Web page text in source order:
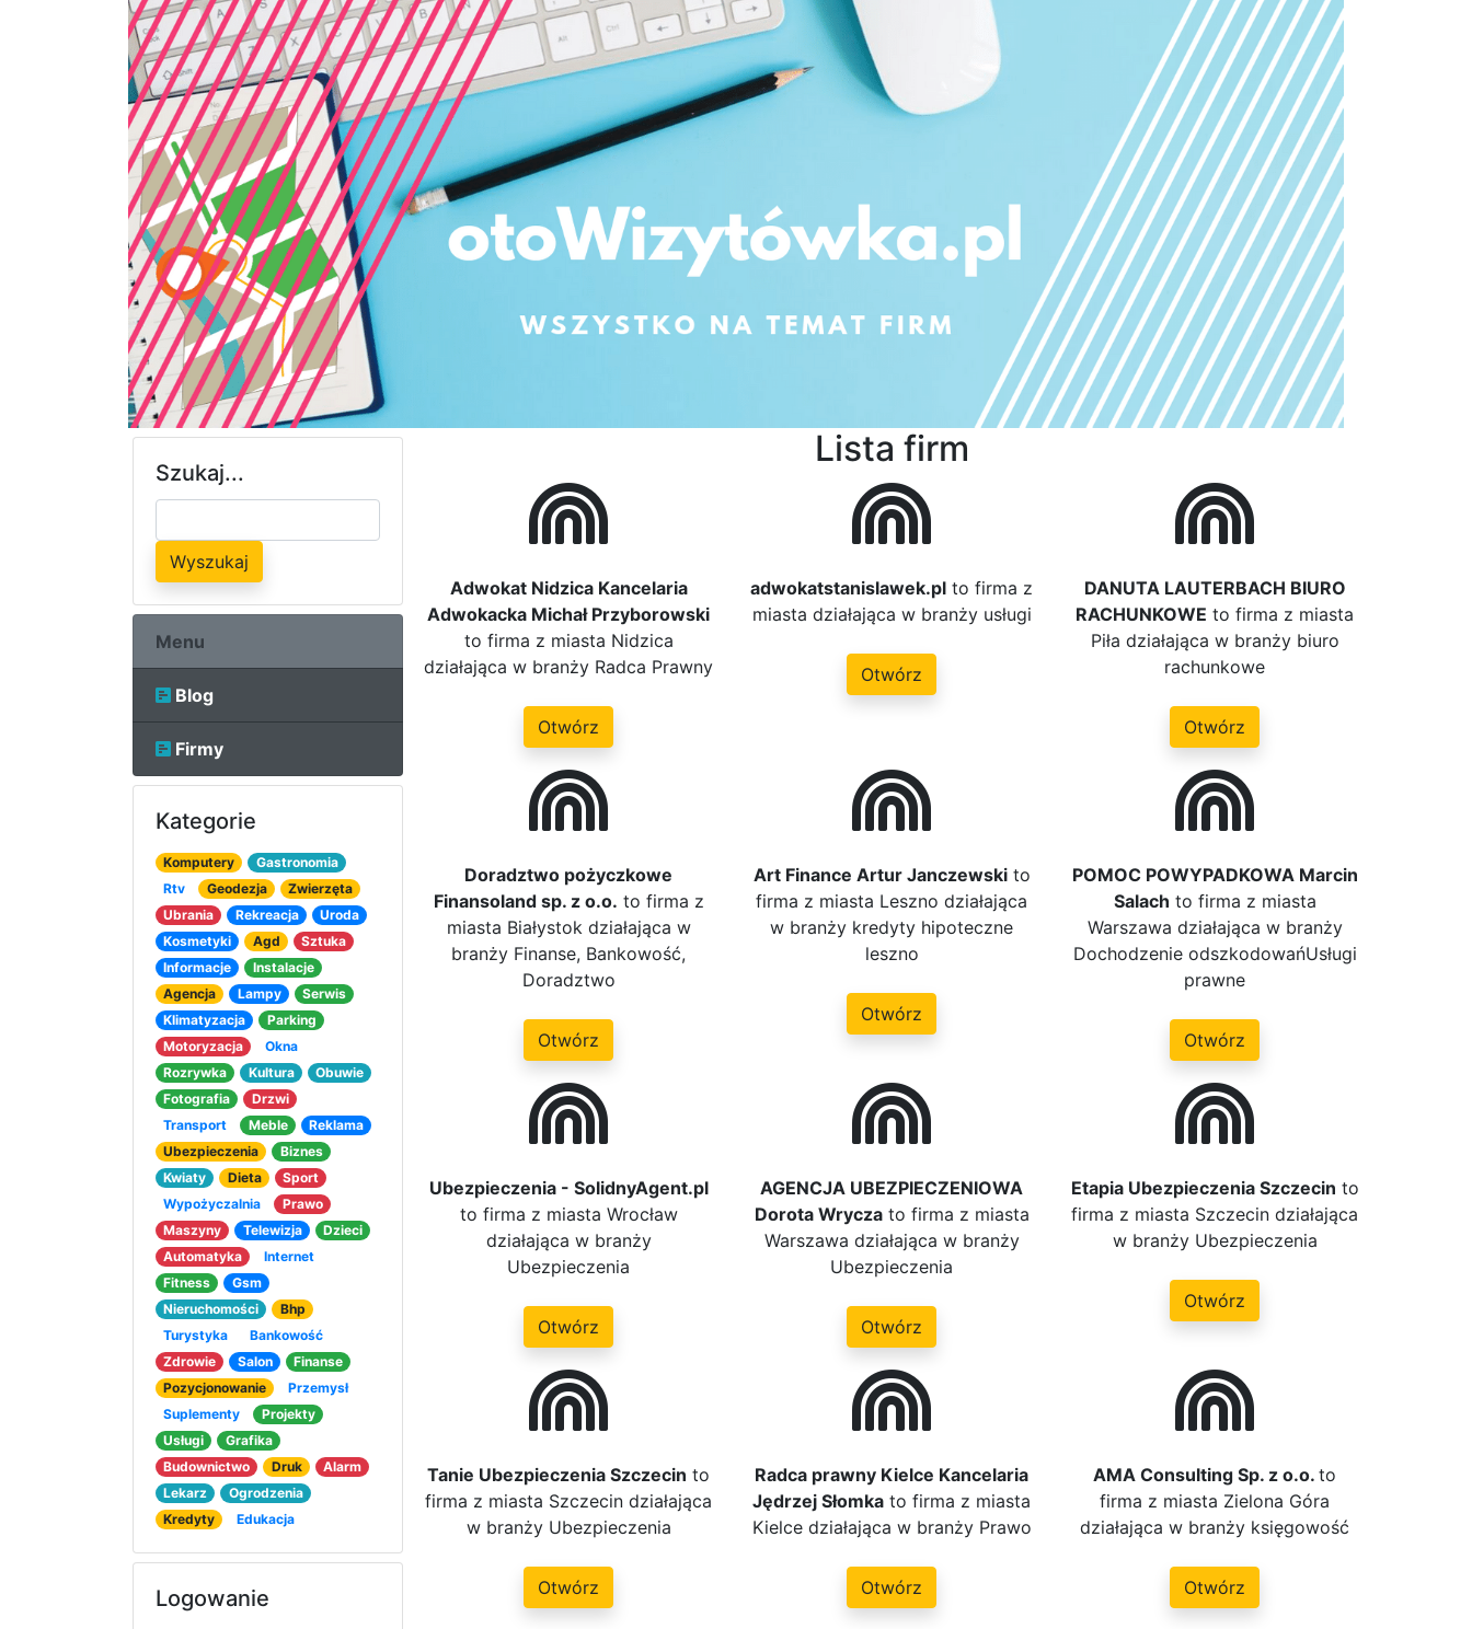
Szukaj...
Wyszukaj
Menu
Blog
Firmy
Kategorie
Komputery
Gastronomia
Rtv
Geodezja
Zwierzęta
Ubrania
Rekreacja
Uroda
Kosmetyki
Agd
Sztuka
Informacje
Instalacje
Agencja
Lampy
Serwis
Klimatyzacja
Parking
Motoryzacja
Okna
Rozrywka
Kultura
Obuwie
Fotografia
Drzwi
Transport
Meble
Reklama
Ubezpieczenia
Biznes
Kwiaty
Dieta
Sport
Wypożyczalnia
Prawo
Maszyny
Telewizja
Dzieci
Automatyka
Internet
Fitness
Gsm
Nieruchomości
Bhp
Turystyka
Bankowość
Zdrowie
Salon
Finanse
Pozycjonowanie
Przemysł
Suplementy
Projekty
Usługi
Grafika
Budownictwo
Druk
Alarm
Lekarz
Ogrodzenia
Kredyty
Edukacja
Logowanie
Lista firm
Adwokat Nidzica Kancelaria
Adwokacka Michał Przyborowski
to firma z miasta Nidzica
działająca w branży Radca Prawny
Otwórz
adwokatstanislawek.pl to firma z
miasta działająca w branży usługi
Otwórz
DANUTA LAUTERBACH BIURO
RACHUNKOWE to firma z miasta
Piła działająca w branży biuro
rachunkowe
Otwórz
Doradztwo pożyczkowe
Finansoland sp. z o.o. to firma z
miasta Białystok działająca w
branży Finanse, Bankowość,
Doradztwo
Otwórz
Art Finance Artur Janczewskito
firma z miasta Leszno działająca
w branży kredyty hipoteczne
leszno
Otwórz
POMOC POWYPADKOWA Marcin
Salach to firma z miasta
Warszawa działająca w branży
Dochodzenie odszkodowańUsługi
prawne
Otwórz
Ubezpieczenia - SolidnyAgent.pl
to firma z miasta Wrocław
działająca w branży
Ubezpieczenia
Otwórz
AGENCJA UBEZPIECZENIOWA
Dorota Wryczato firma z miasta
Warszawa działająca w branży
Ubezpieczenia
Otwórz
Etapia Ubezpieczenia Szczecin to
firma z miasta Szczecin działająca
w branży Ubezpieczenia
Otwórz
Tanie Ubezpieczenia Szczecin to
firma z miasta Szczecin działająca
w branży Ubezpieczenia
Otwórz
Radca prawny Kielce Kancelaria
Jędrzej Słomka to firma z miasta
Kielce działająca w branży Prawo
Otwórz
AMA Consulting Sp. z o.o.to
firma z miasta Zielona Góra
działająca w branży księgowość
Otwórz